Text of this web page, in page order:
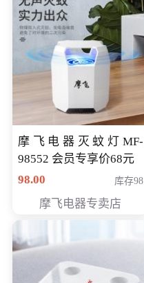
摩飞电器灭蚊灯MF-
98552 会员专享价68元
98.00
库存98
摩飞电器专卖店